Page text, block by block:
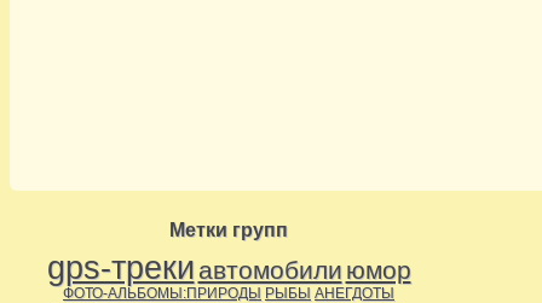
Метки групп
gps-треки автомобили юмор
ФОТО-АЛЬБОМЫ:ПРИРОДЫ РЫБЫ АНЕГДОТЫ